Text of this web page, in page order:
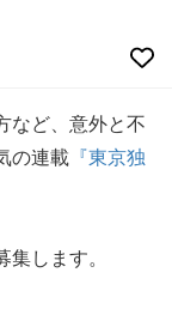
など、意外と不
の連載 『東京独
します。